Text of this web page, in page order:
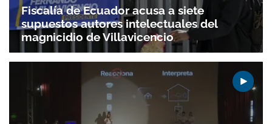
Fiscalía de Ecuador acusa a siete
supuestos autores intelectuales del
magnicidio de Villavicencio